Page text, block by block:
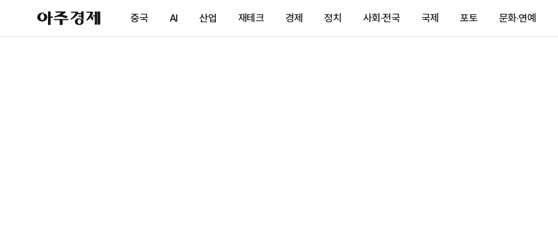
아
주
제
중국 AI 산업 재테크 경제 정치 사회·전국 국제 포토 문화·연예